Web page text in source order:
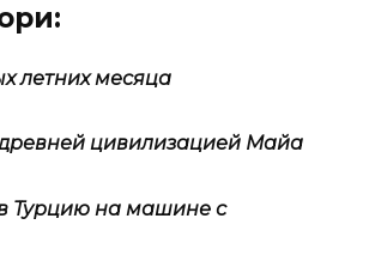
летних месяца
цивилизацией Майа
Турцию на машине с